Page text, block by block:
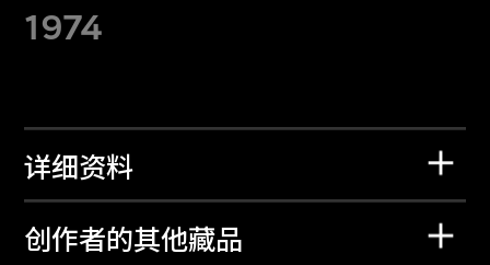
1974
详细资料
创作者的其他藏品